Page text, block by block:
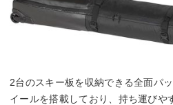
2台のスキー板を収納できる全面パ
イールを搭載しており、持ち運びや